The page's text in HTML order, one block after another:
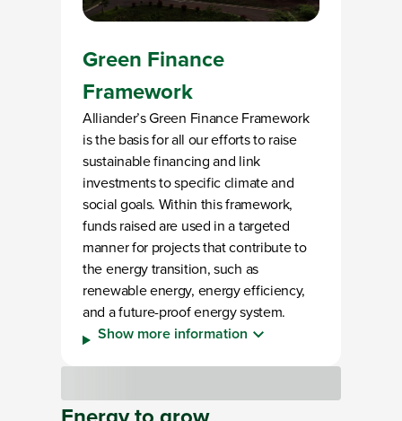
Green Finance
Framework
Alliander’s Green Finance Framework
is the basis for all our efforts to raise
sustainable financing and link
investments to specific climate and
social goals. Within this framework,
funds raised are used in a targeted
manner for projects that contribute to
the energy transition, such as
renewable energy, energy efficiency,
and a future-proof energy system.
Show more information